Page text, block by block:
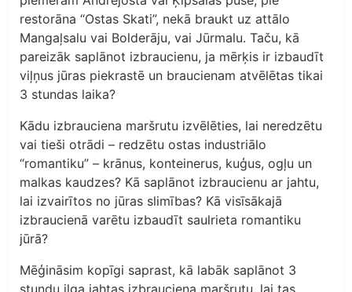
restorāna “Ostas Skati”, nekā braukt uz attālo
Mangaļsalu vai Bolderāju, vai Jūrmalu. Taču, kā
pareizāk saplānot izbraucienu, ja mērķis ir izbaudīt
viļņus jūras piekrastē un braucienam atvēlētas tikai
3 stundas laika?
Kādu izbrauciena maršrutu izvēlēties, lai neredzētu
vai tieši otrādi – redzētu ostas industriālo
“romantiku” – krānus, konteinerus, kuģus, ogļu un
malkas kaudzes? Kā saplānot izbraucienu ar jahtu,
lai izvairītos no jūras slimības? Kā visīsākajā
izbraucienā varētu izbaudīt saulrieta romantiku
jūrā?
Mēģināsim kopīgi saprast, kā labāk saplānot 3
stundu ilga jahtas izbrauciena maršrutu, lai tas